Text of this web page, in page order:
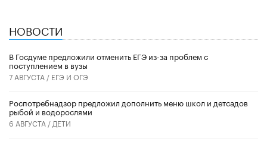
НОВОСТИ
В Госдуме предложили отменить ЕГЭ из-за проблем с
поступлением в вузы
7 АВГУСТА / ЕГЭ И ОГЭ
Роспотребнадзор предложил дополнить меню школ и детсадов
рыбой и водорослями
6 АВГУСТА / ДЕТИ